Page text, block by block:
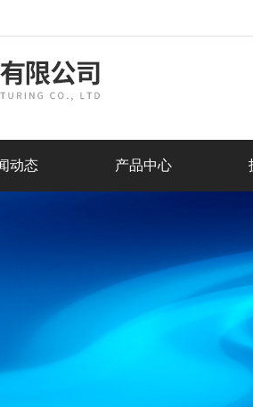
动态 产品中心